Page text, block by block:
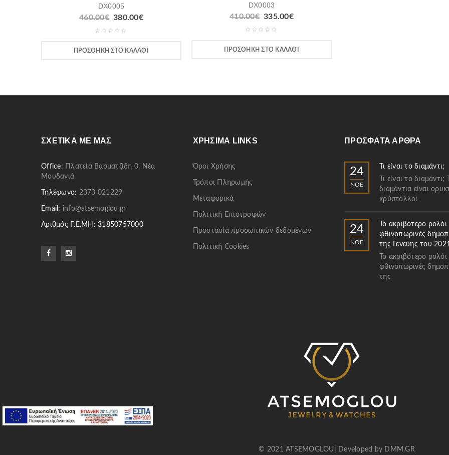
DX0005
460.00€ 380.00€
ΠΡΟΣΘΉΚΗ ΣΤΟ ΚΑΛΆΘΙ
DX0003
410.00€ 335.00€
ΠΡΟΣΘΉΚΗ ΣΤΟ ΚΑΛΆΘΙ
ΣΧΕΤΙΚΆ ΜΕ ΜΑΣ
Office:
Πλατεία Βασματζίδη 0, Νέα
Μουδανιά
Τηλέφωνο: 2373 021229
Email: info@atsemoglou.gr
Αριθμός Γ.Ε.ΜΗ: 31850757000
ΧΡΉΣΙΜΑ LINKS
Όροι Χρήσης
Τρόποι Πληρωμής
Μεταφορικά
Πολιτική Επιστροφών
Προστασία προσωπικών δεδομένων
Πολιτική Cookies
ΠΡΌΣΦΑΤΑ ΆΡΘΡΑ
24
ΝΟΈ
Τι είναι το διαμάντι;
Τι είναι το διαμάντι;
διαμάντια είναι
κρύσταλλοι
24
ΝΟΈ
Το ακριβότερο
φθινοπωρινές
της Γενεύης του
Το ακριβότερο
φθινοπωρινές
της
© 2021 ATSEMOGLOU| Developed by DMM.GR